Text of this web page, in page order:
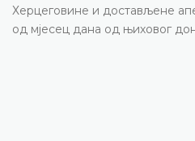
Херцеговине и достављене
од мјесец дана од њиховог